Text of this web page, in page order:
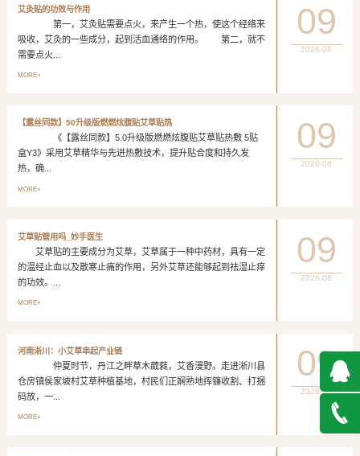
艾灸贴的功效与作用
第一，艾灸贴需要点火，来产生一个热，使这个经络来
吸收，艾灸的一些成分，起到活血通络的作用。 第二，就不
需要点火...
MORE+
09
2026-08
【露丝同款】50升级版燃燃炫腹贴艾草贴热
《【露丝同款】5.0升级版燃燃炫腹贴艾草贴热敷 5贴
盒Y3》采用艾草精华与先进热敷技术，提升贴合度和持久发
热，确...
MORE+
09
2026-08
艾草贴管用吗_妙手医生
艾草贴的主要成分为艾草，艾草属于一种中药材，具有一定
的温经止血以及散寒止痛的作用，另外艾草还能够起到祛湿止痒
的功效。...
MORE+
09
2026-08
河南淅川：小艾草串起产业链
仲夏时节，丹江之畔草木葳蕤，艾香漫野。走进淅川县
仓房镇侯家坡村艾草种植基地，村民们正娴熟地挥镰收割、打捆
码放，一...
MORE+
09
2026-08
QQ在